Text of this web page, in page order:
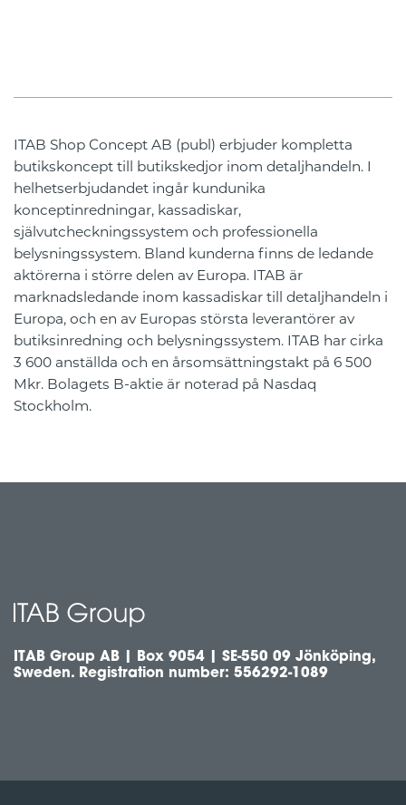
ITAB Shop Concept AB (publ) erbjuder kompletta
butikskoncept till butikskedjor inom detaljhandeln. I
helhetserbjudandet ingår kundunika
konceptinredningar, kassadiskar,
självutcheckningssystem och professionella
belysningssystem. Bland kunderna finns de ledande
aktörerna i större delen av Europa. ITAB är
marknadsledande inom kassadiskar till detaljhandeln i
Europa, och en av Europas största leverantörer av
butiksinredning och belysningssystem. ITAB har cirka
3 600 anställda och en årsomsättningstakt på 6 500
Mkr. Bolagets B-aktie är noterad på Nasdaq
Stockholm.
ITAB Group AB | Box 9054 | SE-550 09 Jönköping,
Sweden. Registration number: 556292-1089